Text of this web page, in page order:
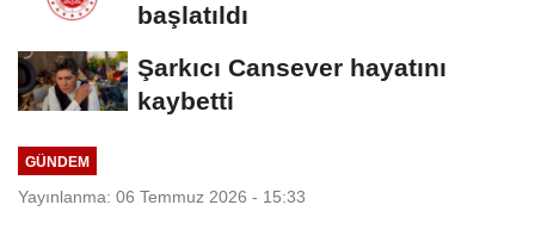
başlatıldı
Şarkıcı Cansever hayatını
kaybetti
GÜNDEM
Yayınlanma: 06 Temmuz 2026 - 15:33